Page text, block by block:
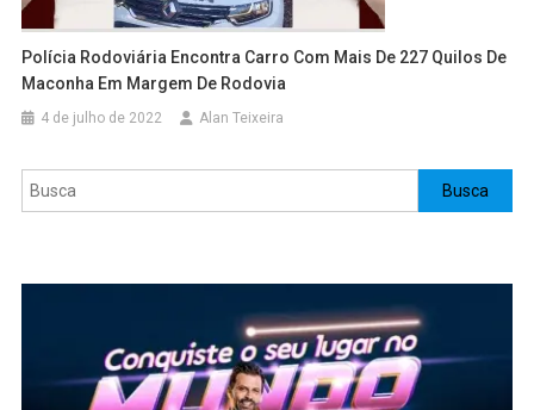
Polícia Rodoviária Encontra Carro Com Mais De 227 Quilos De
Maconha Em Margem De Rodovia
4 de julho de 2022 Alan Teixeira
Pesquisar Busca